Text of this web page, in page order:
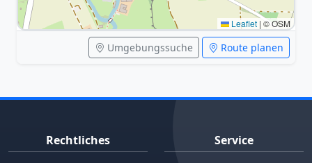
Leaflet | © OSM
Umgebungssuche Route planen
Rechtliches Service